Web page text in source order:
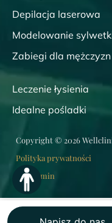
Depilacja laserowa
Modelowanie
Zabiegi dla mężczyzn
Leczenie łysienia
Idealne pośladki
Copyright © 2026
Polityka prywatności
Regulamin